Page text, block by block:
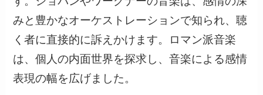
みと豊かなオーケストレーションで知られ、聴
く者に直接的に訴えかけます。ロマン派音楽
は、個人の内面世界を探求し、音楽による感情
表現の幅を広げました。